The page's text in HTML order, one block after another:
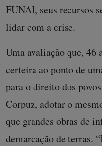
FUNAI, seus recursos
lidar com a crise.
Uma avaliação que, 46
certeira ao ponto de
para o direito dos
Corpuz, adotar o
que grandes obras de
demarcação de terras.